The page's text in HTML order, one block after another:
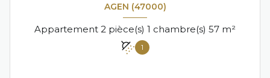
AGEN (47000)
Appartement 2 pièce(s) 1 chambre(s) 57 m²
1